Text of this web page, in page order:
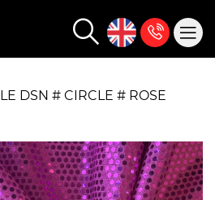
DSN # CIRCLE # ROSE